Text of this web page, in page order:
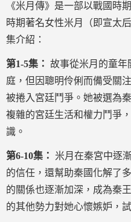
《米月傳》是一部以戰國時
時期著名女性米月（即宣太
集介紹：
第1-5集： 故事從米月的童年
庭，但因聰明伶俐而備受關
被捲入宮廷鬥爭。她被選為
複雜的宮廷生活和權力鬥爭
識。
第6-10集：
米月在秦宮中逐
的信任，還幫助秦國化解了
的關係也逐漸加深，成為秦
的其他勢力對她心懷嫉妒，